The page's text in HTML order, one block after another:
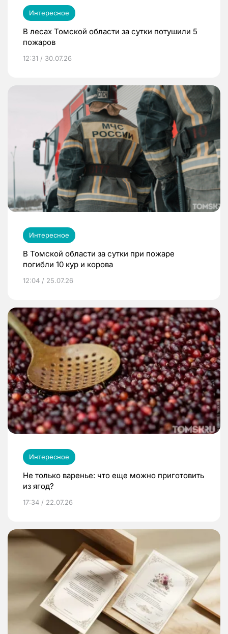
Интересное
В лесах Томской области за сутки потушили 5
пожаров
12:31 / 30.07.26
Интересное
В Томской области за сутки при пожаре
погибли 10 кур и корова
12:04 / 25.07.26
Интересное
Не только варенье: что еще можно приготовить
из ягод?
17:34 / 22.07.26